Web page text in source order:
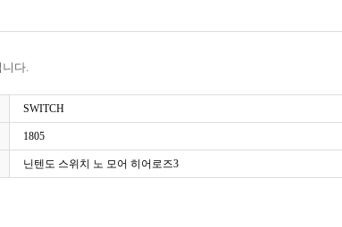
니다.
SWITCH
1805
닌텐도 스위치 노 모어 히어로즈3